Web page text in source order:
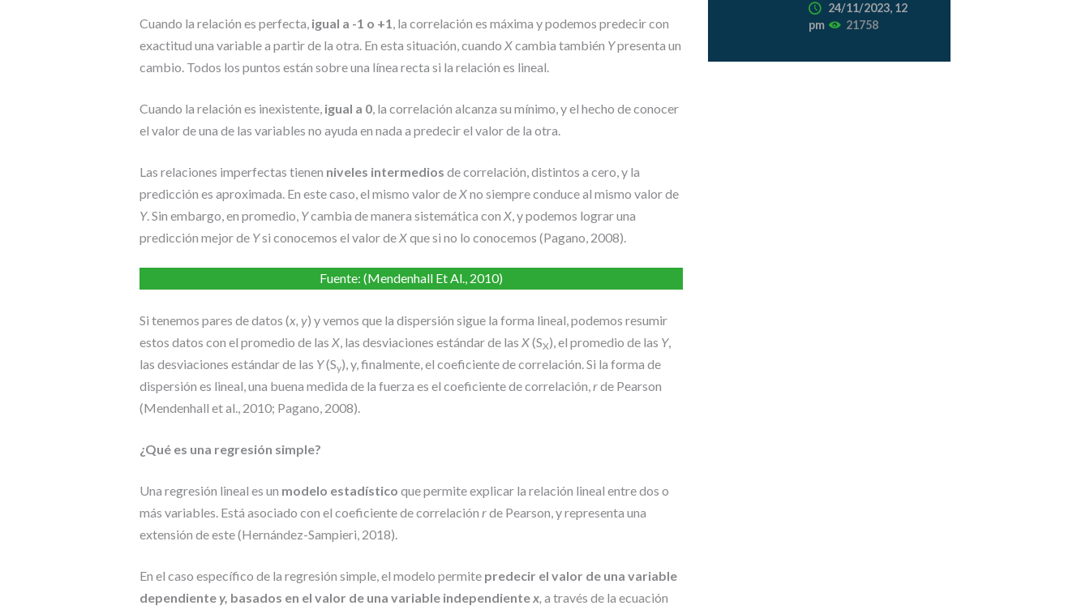
P
E
R
R
R
Í
C
U
O
S
P
O
E
N
T
E
D
E
Cuando la relación es perfecta, igual a -1 o +1 , la correlación es máxima y podemos predecir con
exactitud una variable a partir de la otra. En esta situación, cuando Xcambia también Ypresenta un
cambio. Todos los puntos están sobre una línea recta si la relación es lineal.
Cuando la relación es inexistente, igual a 0 , la correlación alcanza su mínimo, y el hecho de conocer
el valor de una de las variables no ayuda en nada a predecir el valor de la otra.
Las relaciones imperfectas tienen niveles intermedios de correlación, distintos a cero, y la
predicción es aproximada. En este caso, el mismo valor de Xno siempre conduce al mismo valor de
Y. Sin embargo, en promedio, Ycambia de manera sistemática con X , y podemos lograr una
predicción mejor de Ysi conocemos el valor de Xque si no lo conocemos (Pagano, 2008).
Fuente: (Mendenhall Et Al., 2010)
Si tenemos pares de datos (x, y) y vemos que la dispersión sigue la forma lineal, podemos resumir
estos datos con el promedio de las X , las desviaciones estándar de las X(SX), el promedio de las Y,
las desviaciones estándar de las Y(Sy), y, finalmente, el coeficiente de correlación. Si la forma de
dispersión es lineal, una buena medida de la fuerza es el coeficiente de correlación, rde Pearson
(Mendenhall et al., 2010; Pagano, 2008).
¿Qué es una regresión simple?
Una regresión lineal es un modelo estadístico que permite explicar la relación lineal entre dos o
más variables. Está asociado con el coeficiente de correlación rde Pearson, y representa una
extensión de este (Hernández-Sampieri, 2018).
En el caso específico de la regresión simple, el modelo permite predecir el valor de una variable
dependientey, basados en el valor de una variable independiente x a través de la ecuación
24/11/2023, 12
pm
21758